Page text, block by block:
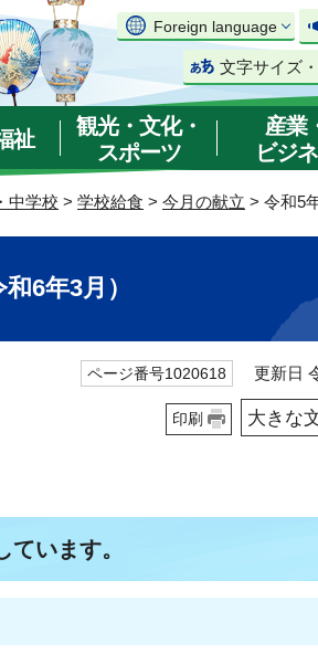
Foreign language
文字サイズ
祉
観光・文化・
スポーツ
産業
ビジ
中学校 > 学校給食 > 今月の献立 > 令和5
6年3月）
ページ番号1020618 更新日
印刷 大きな
います。